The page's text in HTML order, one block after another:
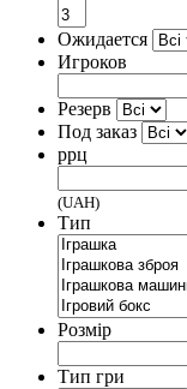
Ожидается
Игроков
Резерв
Под заказ
ррц
(UAH)
Тип
Розмір
Тип гри